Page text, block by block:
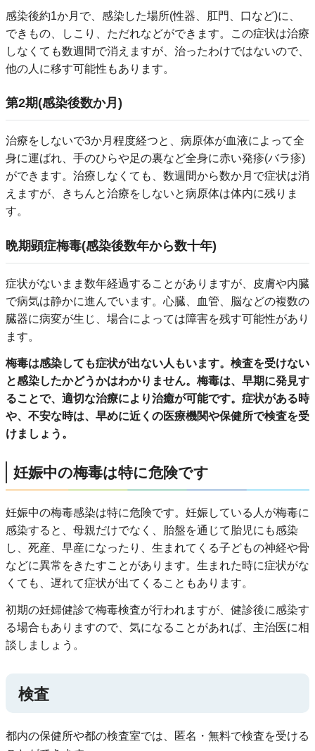
感染後約1か月で、感染した場所(性器、肛門、口など)に、
できもの、しこり、ただれなどができます。この症状は治療
しなくても数週間で消えますが、治ったわけではないので、
他の人に移す可能性もあります。
第2期(感染後数か月)
治療をしないで3か月程度経つと、病原体が血液によって全
身に運ばれ、手のひらや足の裏など全身に赤い発疹(バラ疹)
ができます。治療しなくても、数週間から数か月で症状は消
えますが、きちんと治療をしないと病原体は体内に残りま
す。
晩期顕症梅毒(感染後数年から数十年)
症状がないまま数年経過することがありますが、皮膚や内臓
で病気は静かに進んでいます。心臓、血管、脳などの複数の
臓器に病変が生じ、場合によっては障害を残す可能性があり
ます。
梅毒は感染しても症状が出ない人もいます。検査を受けない
と感染したかどうかはわかりません。梅毒は、早期に発見す
ることで、適切な治療により治癒が可能です。症状がある時
や、不安な時は、早めに近くの医療機関や保健所で検査を受
けましょう。
妊娠中の梅毒は特に危険です
妊娠中の梅毒感染は特に危険です。妊娠している人が梅毒に
感染すると、母親だけでなく、胎盤を通じて胎児にも感染
し、死産、早産になったり、生まれてくる子どもの神経や骨
などに異常をきたすことがあります。生まれた時に症状がな
くても、遅れて症状が出てくることもあります。
初期の妊婦健診で梅毒検査が行われますが、健診後に感染す
る場合もありますので、気になることがあれば、主治医に相
談しましょう。
検査
都内の保健所や都の検査室では、匿名・無料で検査を受ける